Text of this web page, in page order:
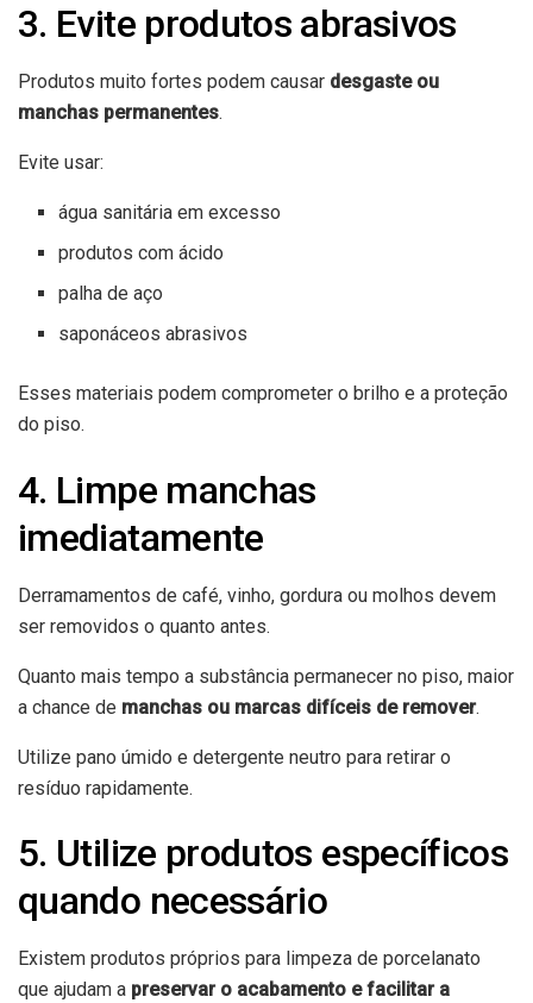
3. Evite produtos abrasivos
Produtos muito fortes podem causar desgaste ou
manchas permanentes.
Evite usar:
água sanitária em excesso
produtos com ácido
palha de aço
saponáceos abrasivos
Esses materiais podem comprometer o brilho e a proteção
do piso.
4. Limpe manchas
imediatamente
Derramamentos de café, vinho, gordura ou molhos devem
ser removidos o quanto antes.
Quanto mais tempo a substância permanecer no piso, maior
a chance de manchas ou marcas difíceis de remover.
Utilize pano úmido e detergente neutro para retirar o
resíduo rapidamente.
5. Utilize produtos específicos
quando necessário
Existem produtos próprios para limpeza de porcelanato
que ajudam a preservar o acabamento e facilitar a